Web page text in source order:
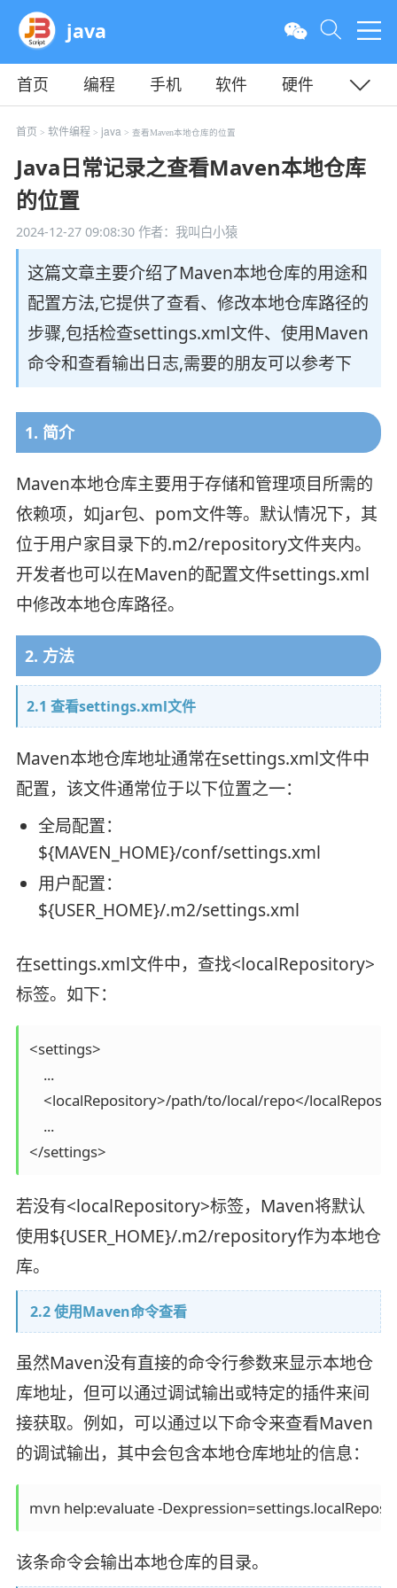
java
首页 编程 手机 软件
硬件
教程
平面 服务器
首页 > 软件编程 > java> 查看Maven本地仓库的位置
Java日常记录之查看Maven本地仓库
的位置
2024-12-27 09:08:30作者：我叫白小猿
这篇文章主要介绍了Maven本地仓库的用途和
配置方法,它提供了查看、修改本地仓库路径的
步骤,包括检查settings.xml文件、使用Maven
命令和查看输出日志,需要的朋友可以参考下
1. 简介
Maven本地仓库主要用于存储和管理项目所需的
依赖项，如jar包、pom文件等。默认情况下，其
位于用户家目录下的.m2/repository文件夹内。
开发者也可以在Maven的配置文件settings.xml
中修改本地仓库路径。
2. 方法
2.1 查看settings.xml文件
Maven本地仓库地址通常在settings.xml文件中
配置，该文件通常位于以下位置之一：
全局配置：
${MAVEN_HOME}/conf/settings.xml
用户配置：
${USER_HOME}/.m2/settings.xml
在settings.xml文件中，查找<localRepository>
标签。如下：
<settings>
    ...
<localRepository>/path/to/local/repo</
    ...
</settings>
若没有<localRepository>标签，Maven将默认
使用${USER_HOME}/.m2/repository作为本地仓
库。
2.2 使用Maven命令查看
虽然Maven没有直接的命令行参数来显示本地仓
库地址，但可以通过调试输出或特定的插件来间
接获取。例如，可以通过以下命令来查看Maven
的调试输出，其中会包含本地仓库地址的信息：
mvn help:evaluate -
该条命令会输出本地仓库的目录。